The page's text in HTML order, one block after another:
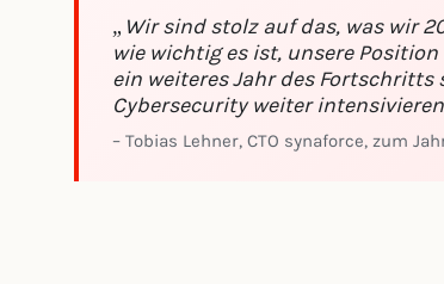
„Wir sind stolz auf das, was wir
wie wichtig es ist, unsere
ein weiteres Jahr des
Cybersecurity weiter
– Tobias Lehner, CTO synaforce, zum